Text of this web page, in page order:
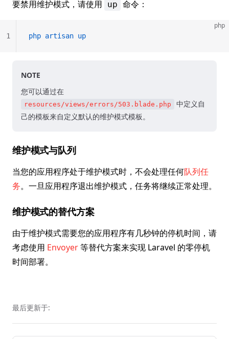
要禁用维护模式，请使用 up 命令：
php
php artisan up
1
NOTE
您可以通过在
resources/views/errors/503.blade.php
中定义自
己的模板来自定义默认的维护模式模板。
维护模式与队列
当您的应用程序处于维护模式时，不会处理任何队列任
务。一旦应用程序退出维护模式，任务将继续正常处理。
维护模式的替代方案
由于维护模式需要您的应用程序有几秒钟的停机时间，请
考虑使用 Envoyer等替代方案来实现 Laravel 的零停机
时间部署。
最后更新于: